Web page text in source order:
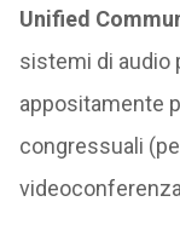
Unified
sistemi di audio
appositamente
congressuali